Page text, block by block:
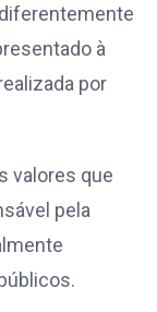
à
por
valores que
pela